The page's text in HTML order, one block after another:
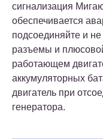
сигнализация
обеспечивается
подсоединяйте и
разъемы и
работающем
аккумуляторных
двигатель при
генератора.